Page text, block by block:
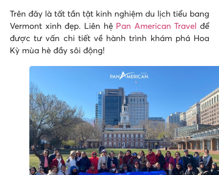
Trên đây là tất tần tật kinh nghiệm du lịch tiểu bang
Vermont xinh đẹp. Liên hệ Pan American Travel
để
được tư vấn chi tiết về hành trình khám phá Hoa
Kỳ mùa hè đầy sôi động!